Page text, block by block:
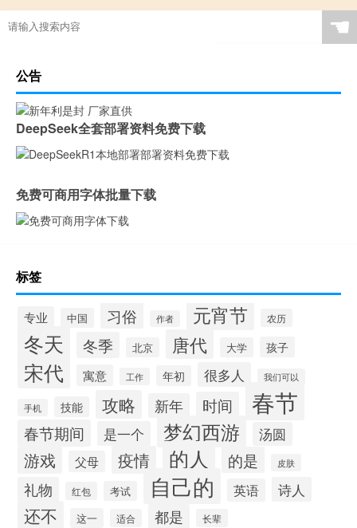
☚
公告
DeepSeek全套部署资料免费下载
免费可商用字体批量下载
标签
专业 中国 习俗 作者 元宵节 农历
冬天 冬季 北京 唐代 大学 孩子
宋代 寓意 工作 年初 很多人 我们可以
手机 技能 攻略 新年 时间 春节
春节期间 是一个 梦幻西游 汤圆
游戏 父母 疫情 的人 的是 皮肤
礼物 红包 考试 自己的 英语 诗人
还不 这一 适合 都是 长辈